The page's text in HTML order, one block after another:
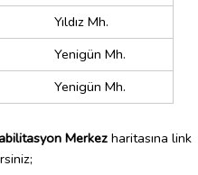
Yıldız Mh.
Yenigün Mh.
Yenigün Mh.
Merkezharitasına link